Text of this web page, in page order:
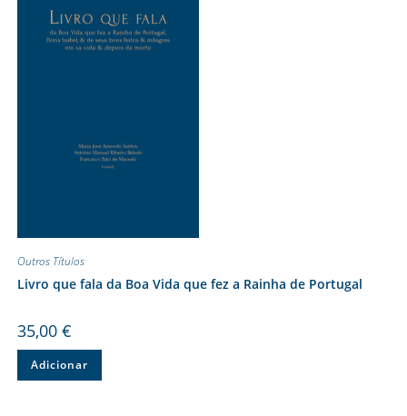
Outros Títulos
Livro que fala da Boa Vida que fez a Rainha de Portugal
35,00 €
Adicionar